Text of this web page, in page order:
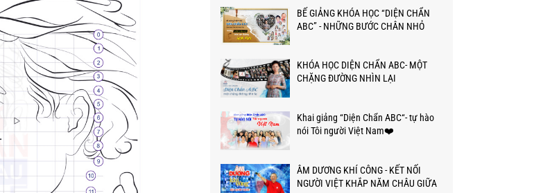
BẾ GIẢNG KHÓA HỌC “DIỆN CHẨN
ABC” - NHỮNG BƯỚC CHÂN NHỎ
KHÓA HỌC DIỆN CHẨN ABC- MỘT
CHẶNG ĐƯỜNG NHÌN LẠI
Khai giảng “Diện Chẩn ABC“- tự hào
nói Tôi người Việt Nam❤️
ÂM DƯƠNG KHÍ CÔNG - KẾT NỐI
NGƯỜI VIỆT KHẮP NĂM CHÂU GIỮA